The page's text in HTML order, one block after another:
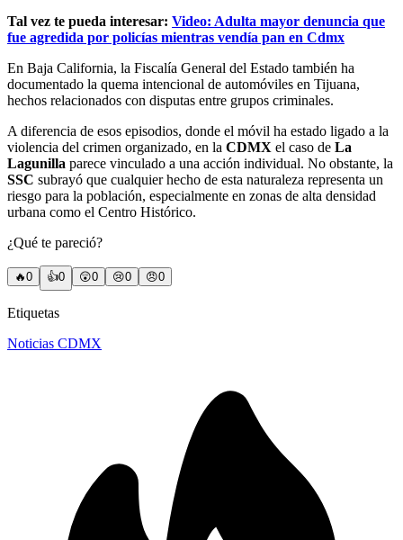
Tal vez te pueda interesar: Video: Adulta mayor denuncia que
fue agredida por policías mientras vendía pan en Cdmx
En Baja California, la Fiscalía General del Estado también ha
documentado la quema intencional de automóviles en Tijuana,
hechos relacionados con disputas entre grupos criminales.
A diferencia de esos episodios, donde el móvil ha estado ligado a la
violencia del crimen organizado, en la CDMX el caso de La
Lagunilla parece vinculado a una acción individual. No obstante, la
SSC subrayó que cualquier hecho de esta naturaleza representa un
riesgo para la población, especialmente en zonas de alta densidad
urbana como el Centro Histórico.
¿Qué te pareció?
🔥0 👍0 😲0 😢0 😠0
Etiquetas
Noticias CDMX